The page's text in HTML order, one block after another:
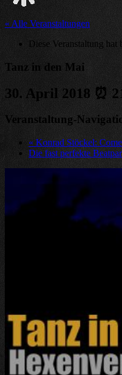
« Alle Veranstaltungen
Diese Veranstaltung hat
Tanz in den Mai
30. April 2018 ⏰
Veranstaltung-
« Konrad Stöckel:
Die fast perfekte